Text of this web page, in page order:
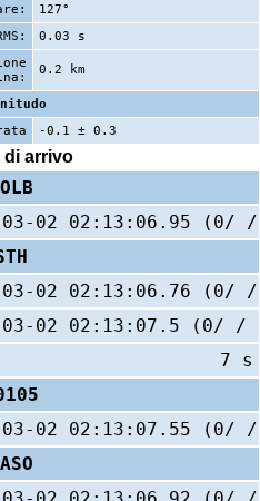
127°
0.03 s
0.2 km
-0.1 ± 0.3
di arrivo
03-02 02:13:06.95 (0/
03-02 02:13:06.76 (0/
03-02 02:13:07.5 (0/ /
7 s
03-02 02:13:07.55 (0/